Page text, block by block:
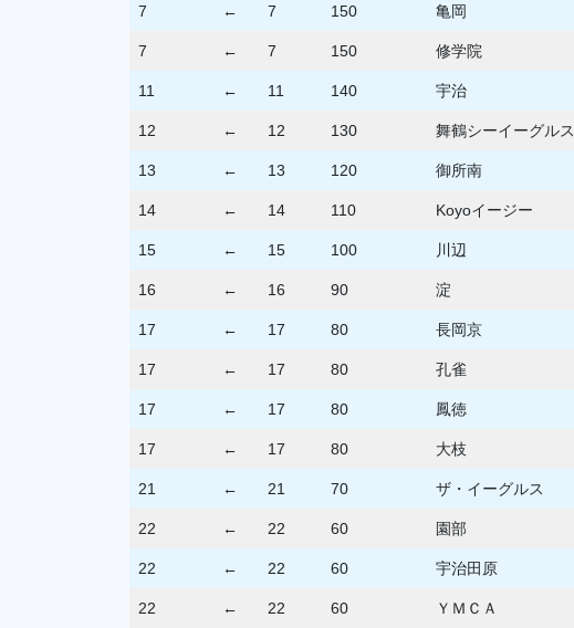
7 ← 7 150 亀岡
7 ← 7 150 修学院
11 ← 11 140 宇治
12 ← 12 130 舞鶴シーイーグルス
13 ← 13 120 御所南
14 ← 14 110 Koyoイージー
15 ← 15 100 川辺
16 ← 16 90 淀
17 ← 17 80 長岡京
17 ← 17 80 孔雀
17 ← 17 80 鳳徳
17 ← 17 80 大枝
21 ← 21 70 ザ・イーグルス
22 ← 22 60 園部
22 ← 22 60 宇治田原
22 ← 22 60 ＹＭＣＡ